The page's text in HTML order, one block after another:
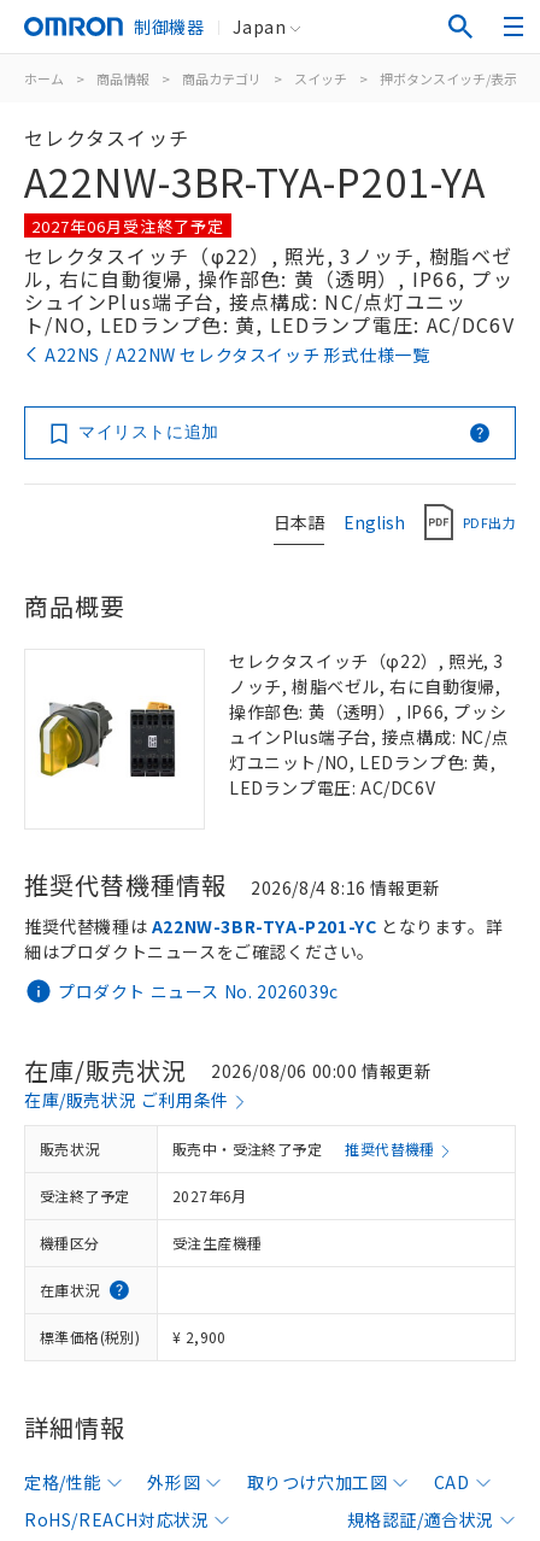
制御機器 Japan
ホーム > 商品情報 > 商品カテゴリ > スイッチ > 押ボタンスイッチ/表示灯
セレクタスイッチ
A22NW-3BR-TYA-P201-YA
2027年06月受注終了予定
セレクタスイッチ（φ22）, 照光, 3ノッチ, 樹脂ベゼ
ル, 右に自動復帰, 操作部色: 黄（透明）, IP66, プッ
シュインPlus端子台, 接点構成: NC/点灯ユニッ
ト/NO, LEDランプ色: 黄, LEDランプ電圧: AC/DC6V
A22NS / A22NW セレクタスイッチ 形式仕様一覧
マイリストに追加
日本語 English PDF出力
商品概要
セレクタスイッチ（φ22）, 照光, 3
ノッチ, 樹脂ベゼル, 右に自動復帰,
操作部色: 黄（透明）, IP66, プッシ
ュインPlus端子台, 接点構成: NC/点
灯ユニット/NO, LEDランプ色: 黄,
LEDランプ電圧: AC/DC6V
推奨代替機種情報 2026/8/4 8:16 情報更新
プロダクト ニュース No. 2026039c
推奨代替機種は A22NW-3BR-TYA-P201-YC となります。詳
細はプロダクトニュースをご確認ください。
在庫/販売状況
2026/08/06 00:00 情報更新
在庫/販売状況 ご利用条件
販売状況 販売中・受注終了予定 推奨代替機種
受注終了予定 2027年6月
機種区分 受注生産機種
在庫状況
標準価格(税別) ¥ 2,900
詳細情報
定格/性能 外形図 取りつけ穴加工図
CAD
RoHS/REACH対応状況
規格認証/適合状況